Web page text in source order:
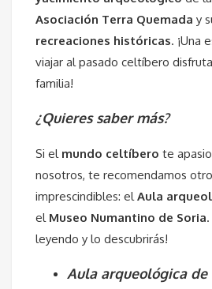
Asociación Terra Quemada y
recreaciones históricas. ¡Una
viajar al pasado celtíbero
familia!
¿Quieres saber más?
Si el mundo celtíbero te
nosotros, te recomendamos
imprescindibles: elAula
el Museo Numantino de Soria
leyendo y lo descubrirás!
Aula arqueológica de